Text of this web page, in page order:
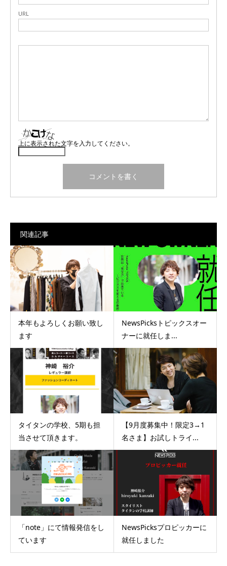
URL
上に表示された文字を入力してください。
関連記事
本年もよろしくお願い致し
ます
NewsPicksトピックスオー
ナーに就任しま...
タイタンの学校、5期も担
当させて頂きます。
【9月度募集中！限定3→1
名さま】お試しトライ...
「note」にて情報発信をし
ています
NewsPicksプロピッカーに
就任しました